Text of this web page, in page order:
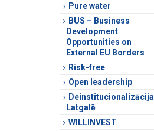
Pure water
BUS – Business
Development
Opportunities on
External EU Borders
Risk-free
Open leadership
Deinstitucionalizācija
Latgalē
WILLINVEST